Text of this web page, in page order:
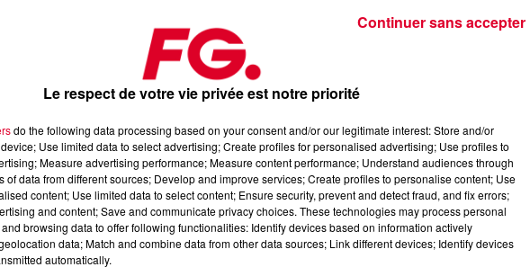
/ Softskin
FG (IOShttps://urlz.fr/hhZx- Google Play
MINIMIX FG
HOUSE
MINIMIX FG :
Le respect de votre vie privée est notre priorité
do the following data processing based on your consent and/or our legitimate interest: Store and/or
Use limited data to select advertising; Create profiles for personalised advertising; Use profiles to
Measure advertising performance; Measure content performance; Understand audiences through
of data from different sources; Develop and improve services; Create profiles to personalise content; Use
content; Use limited data to select content; Ensure security, prevent and detect fraud, and fix errors;
and content; Save and communicate privacy choices. These technologies may process personal
browsing data to offer following functionalities: Identify devices based on information actively
data; Match and combine data from other data sources; Link different devices; Identify devices
automatically.
Continuer sans accepter